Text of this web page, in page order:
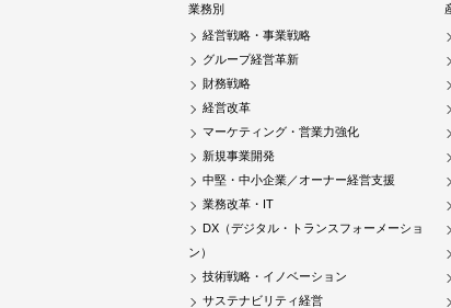
業務別
経営戦略・事業戦略
グループ経営革新
財務戦略
経営改革
マーケティング・営業力強化
新規事業開発
中堅・中小企業／オーナー経営支援
業務改革・IT
DX（デジタル・トランスフォーメーショ
ン）
技術戦略・イノベーション
サステナビリティ経営